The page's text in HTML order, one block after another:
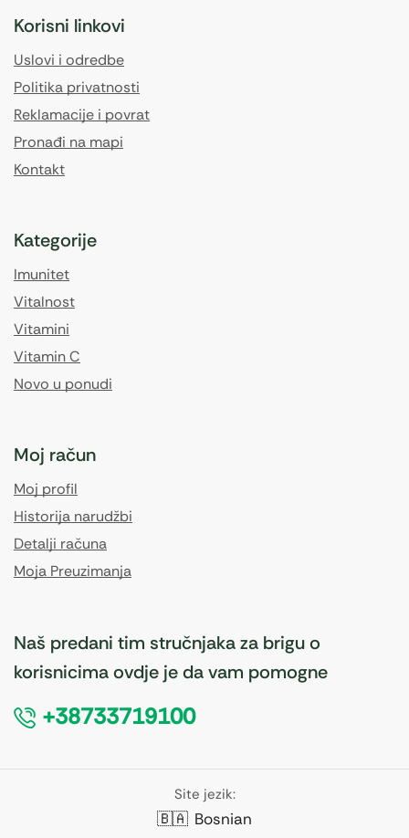
Korisni linkovi
Uslovi i odredbe
Politika privatnosti
Reklamacije i povrat
Pronađi na mapi
Kontakt
Kategorije
Imunitet
Vitalnost
Vitamini
Vitamin C
Novo u ponudi
Moj račun
Moj profil
Historija narudžbi
Detalji računa
Moja Preuzimanja
Naš predani tim stručnjaka za brigu o
korisnicima ovdje je da vam pomogne
+38733719100
Site jezik:
🇧🇦 Bosnian